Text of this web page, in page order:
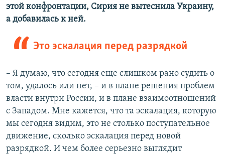
этой конфронтации, Сирия не вытеснила Украину,
а добавилась к ней.
Это эскалация перед разрядкой
– Я думаю, что сегодня еще слишком рано судить о
том, удалось или нет, – и в плане решения проблем
власти внутри России, и в плане взаимоотношений
с Западом. Мне кажется, что та эскалация, которую
мы сегодня видим, это не столько поступательное
движение, сколько эскалация перед новой
разрядкой. И чем более серьезно выглядит